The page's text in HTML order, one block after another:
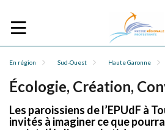
En région Sud-Ouest Haute Garonne
Écologie, Création,
Les paroissiens de l’EPUdF à
invités à imaginer ce que